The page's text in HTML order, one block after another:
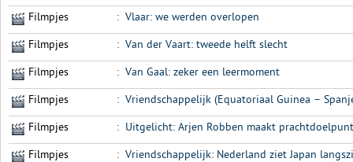
Filmpjes : Vlaar: we werden overlopen
Filmpjes : Van der Vaart: tweede helft slecht
Filmpjes : Van Gaal: zeker een leermoment
Filmpjes : Vriendschappelijk (Equatoriaal Guinea –
Filmpjes : Uitgelicht: Arjen Robben maakt
Filmpjes : Vriendschappelijk: Nederland ziet Japan